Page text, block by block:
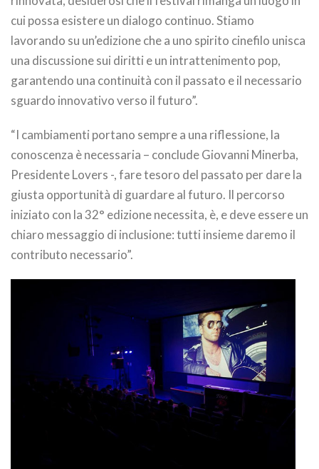
cui possa esistere un dialogo continuo. Stiamo
lavorando su un’edizione che a uno spirito cinefilo unisca
una discussione sui diritti e un intrattenimento pop,
garantendo una continuità con il passato e il necessario
sguardo innovativo verso il futuro”.
“I cambiamenti portano sempre a una riflessione, la
conoscenza è necessaria – conclude Giovanni Minerba,
Presidente Lovers -, fare tesoro del passato per dare la
giusta opportunità di guardare al futuro. Il percorso
iniziato con la 32° edizione necessita, è, e deve essere un
chiaro messaggio di inclusione: tutti insieme daremo il
contributo necessario”.